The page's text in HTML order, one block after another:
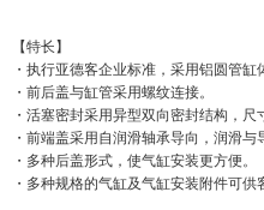
【特长】
・执行亚德客企业标准，采用铝圆管缸
・前后盖与缸管采用螺纹连接。
・活塞密封采用异型双向密封结构，尺
・前端盖采用自润滑轴承导向，润滑与
・多种后盖形式，使气缸安装更方便。
・多种规格的气缸及气缸安装附件可供